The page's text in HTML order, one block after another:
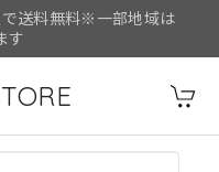
送料無料※一部地域は
す